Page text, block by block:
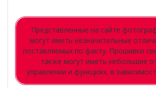
Представленные на сайте
могут иметь незначительные
поставляемых по факту. Прошивки
также могут иметь небольшие
управлении и функциях, в